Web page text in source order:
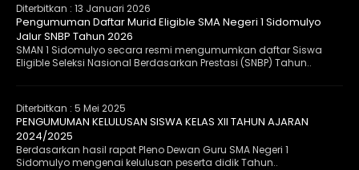
Diterbitkan : 13 Januari 2026
Pengumuman Daftar Murid Eligible SMA Negeri 1 Sidomulyo
Jalur SNBP Tahun 2026
SMAN 1 Sidomulyo secara resmi mengumumkan daftar Siswa
Eligible Seleksi Nasional Berdasarkan Prestasi (SNBP) Tahun..
Diterbitkan : 5 Mei 2025
PENGUMUMAN KELULUSAN SISWA KELAS XII TAHUN AJARAN
2024/2025
Berdasarkan hasil rapat Pleno Dewan Guru SMA Negeri 1
Sidomulyo mengenai kelulusan peserta didik Tahun..